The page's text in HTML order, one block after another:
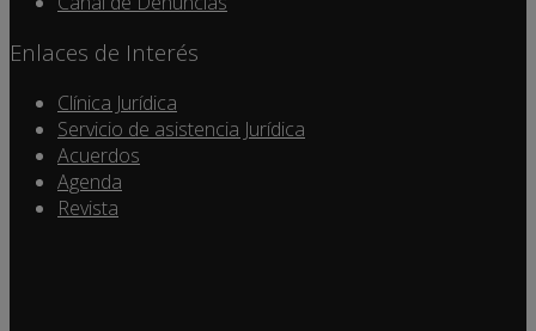
Enlaces de Interés
Clínica Jurídica
Servicio de asistencia Jurídica
Acuerdos
Agenda
Revista